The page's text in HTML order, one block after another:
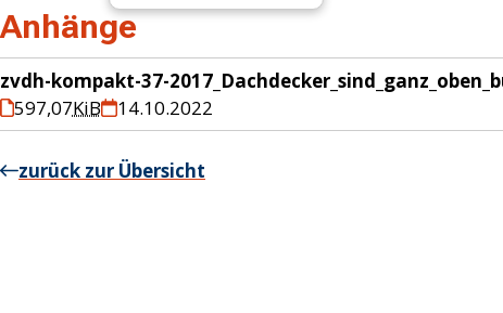
Anhänge
zvdh-kompakt-37-
597,07KiB 14.10.2022
zurück zur Übersicht